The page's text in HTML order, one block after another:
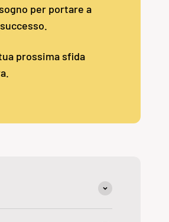
per portare a
prossima sfida